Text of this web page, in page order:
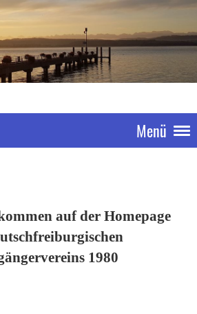
Menü
auf der Homepage
1980